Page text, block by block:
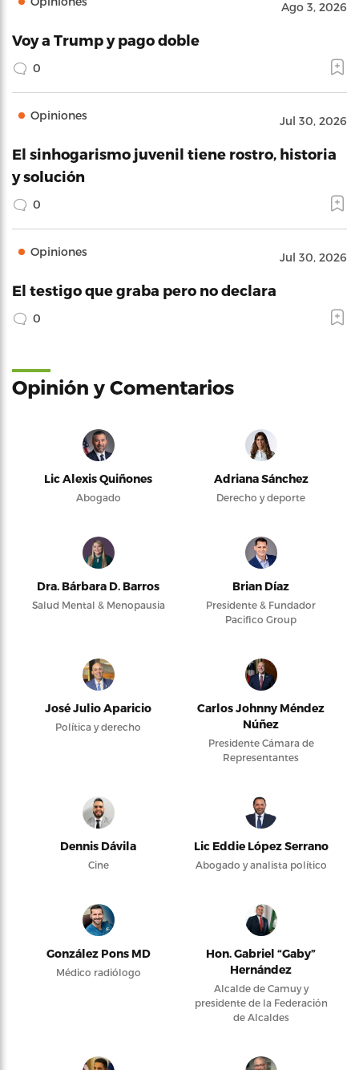
Ago 3, 2026
Voy a Trump y pago doble
0
Opiniones Jul 30, 2026
El sinhogarismo juvenil tiene rostro, historia
y solución
0
Opiniones Jul 30, 2026
El testigo que graba pero no declara
0
Opinión y Comentarios
Lic Alexis Quiñones
Abogado
Adriana Sánchez
Derecho y deporte
Dra. Bárbara D. Barros
Salud Mental & Menopausia
Brian Díaz
Presidente & Fundador
Pacifico Group
José Julio Aparicio
Política y derecho
Carlos Johnny Méndez
Núñez
Presidente Cámara de
Representantes
Dennis Dávila
Cine
Lic Eddie López Serrano
Abogado y analista político
González Pons MD
Médico radiólogo
Hon. Gabriel “Gaby”
Hernández
Alcalde de Camuy y
presidente de la Federación
de Alcaldes